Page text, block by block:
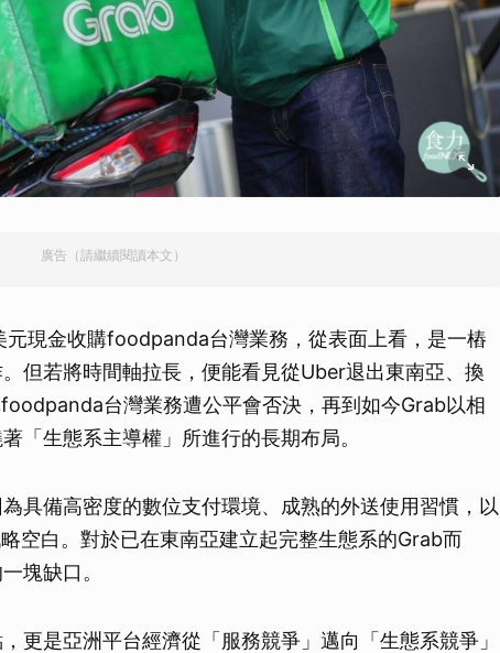
廣告（請繼續閱讀本文）
現金收購foodpanda台灣業務，從表面上看，是一樁
但若將時間軸拉長，便能看見從Uber退出東南亞、換
台灣業務遭公平會否決，再到如今Grab以相
「生態系主導權」所進行的長期布局。
具備高密度的數位支付環境、成熟的外送使用習慣，以
空白。對於已在東南亞建立起完整生態系的Grab而
塊缺口。
更是亞洲平台經濟從「服務競爭」邁向「生態系競爭」